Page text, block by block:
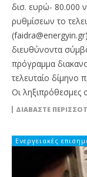
δισ. ευρώ- 80.000
ρυθμίσεων το
διευθύνοντα
πρόγραμμα
τελευταίο δίμηνο
Οι ληξιπρόθεσμες
ΔΙΑΒΆΣΤΕ
Ενεργειακές